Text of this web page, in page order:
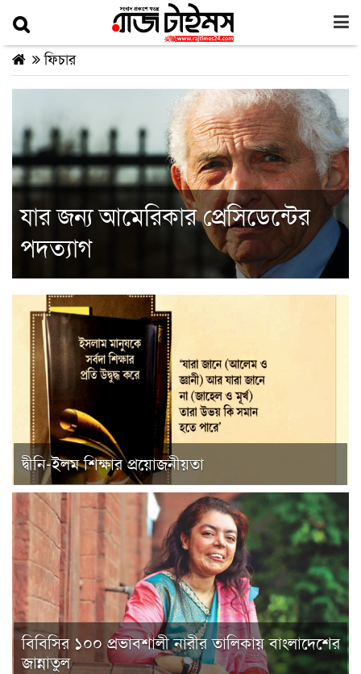
ফিচার
যার জন্য আমেরিকার প্রেসিডেন্টের
পদত্যাগ
দ্বীনি-ইলম শিক্ষার প্রয়োজনীয়তা
বিবিসির ১০০ প্রভাবশালী নারীর তালিকায় বাংলাদেশের
জান্নাতুল